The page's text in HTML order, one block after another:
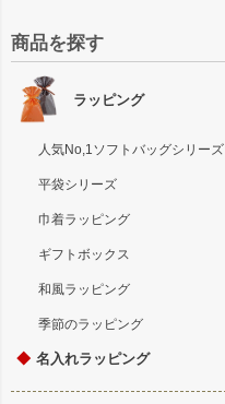
商品を探す
ラッピング
人気No,1ソフトバッグシリーズ
平袋シリーズ
巾着ラッピング
ギフトボックス
和風ラッピング
季節のラッピング
◆ 名入れラッピング